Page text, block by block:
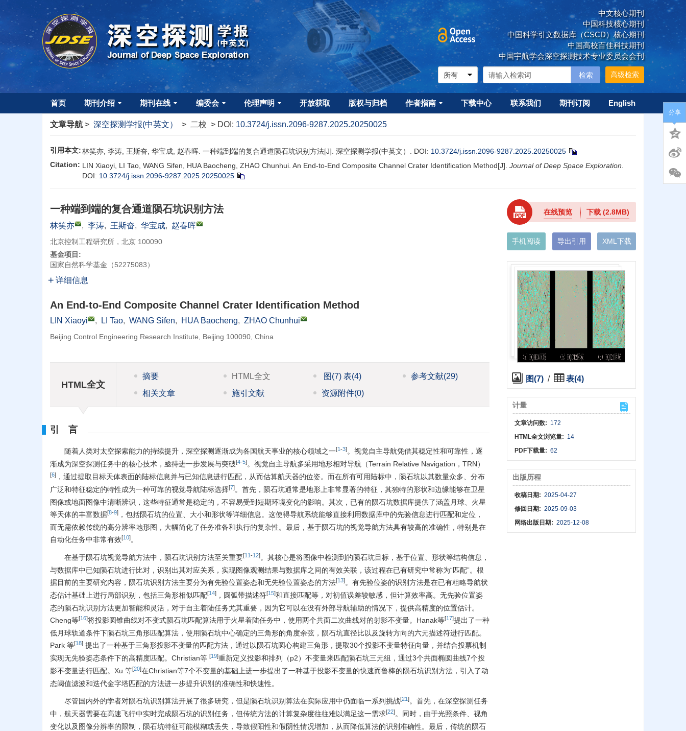
中文核心期刊
中国科技核心期刊
中国科学引文数据库（CSCD）核心期刊
中国高校百佳科技期刊
中国宇航学会深空探测技术专业委员会会刊
高级检索
首页 期刊介绍 期刊在线 编委会 伦理声明 开放获取 版权与归档 作者指南 下载中心 联系我们 期刊订阅 English
文章导航 > 深空探测学报(中英文） > 二校 > DOI: 10.3724/j.issn.2096-9287.2025.20250025
引用本文:林笑亦, 李涛, 王斯奋, 华宝成, 赵春晖. 一种端到端的复合通道陨石坑识别方法[J]. 深空探测学报(中英文）. DOI: 10.3724/j.issn.2096-9287.2025.20250025
Citation: LIN Xiaoyi, LI Tao, WANG Sifen, HUA Baocheng, ZHAO Chunhui. An End-to-End Composite Channel Crater Identification Method[J]. Journal of Deep Space Exploration
DOI: 10.3724/j.issn.2096-9287.2025.20250025
一种端到端的复合通道陨石坑识别方法
林笑亦 , 李涛, 王斯奋, 华宝成, 赵春晖
北京控制工程研究所，北京 100090
基金项目:
国家自然科学基金（52275083）
详细信息
An End-to-End Composite Channel Crater Identification Method
LIN Xiaoyi , LI Tao, WANG Sifen, HUA Baocheng, ZHAO Chunhui
Beijing Control Engineering Research Institute, Beijing 100090, China
HTML全文
摘要 HTML全文 图 (7)表(4) 参考文献(29)
相关文章
施引文献 资源附件(0)
引 言
随着人类对太空探索能力的持续提升，深空探测逐渐成为各国航天事业的核心领域之一[1-3]。视觉自主导航凭借其稳定性和可靠性，逐
渐成为深空探测任务中的核心技术，亟待进一步发展与突破[4-5]。视觉自主导航多采用地形相对导航（Terrain Relative Navigation，TRN）
[6] ，通过提取目标天体表面的陆标信息并与已知信息进行匹配，从而估算航天器的位姿。而在所有可用陆标中，陨石坑以其数量众多、分布
广泛和特征稳定的特性成为一种可靠的视觉导航陆标选择[7]。首先，陨石坑通常是地形上非常显著的特征，其独特的形状和边缘能够在卫星
图像或地面图像中清晰辨识，这些特征通常是稳定的，不容易受到短期环境变化的影响。其次，已有的陨石坑数据库提供了涵盖月球、火星
等天体的丰富数据[8-9] ，包括陨石坑的位置、大小和形状等详细信息。这使得导航系统能够直接利用数据库中的先验信息进行匹配和定位，
而无需依赖传统的高分辨率地形图，大幅简化了任务准备和执行的复杂性。最后，基于陨石坑的视觉导航方法具有较高的准确性，特别是在
自动化任务中非常有效[10]。
在基于陨石坑视觉导航方法中，陨石坑识别方法至关重要[11-12]。其核心是将图像中检测到的陨石坑目标，基于位置、形状等结构信息，
与数据库中已知陨石坑进行比对，识别出其对应关系，实现图像观测结果与数据库之间的有效关联，该过程在已有研究中常称为“匹配”。根
据目前的主要研究内容，陨石坑识别方法主要分为有先验位置姿态和无先验位置姿态的方法[13]。有先验位姿的识别方法是在已有粗略导航状
态估计基础上进行局部识别，包括三角形相似匹配[14] ，圆弧带描述符[15]和直接匹配等，对初值误差较敏感，但计算效率高。无先验位置姿
态的陨石坑识别方法更加智能和灵活，对于自主着陆任务尤其重要，因为它可以在没有外部导航辅助的情况下，提供高精度的位置估计。
Cheng等[16]将投影圆锥曲线对不变式陨石坑匹配算法用于火星着陆任务中，使用两个共面二次曲线对的射影不变量。Hanak等[17]提出了一种
低月球轨道条件下陨石坑三角形匹配算法，使用陨石坑中心确定的三角形的角度余弦，陨石坑直径比以及旋转方向的六元描述符进行匹配。
Park 等[18] 提出了一种基于三角形投影不变量的匹配方法，通过以陨石坑圆心构建三角形，提取30个投影不变量特征向量，并结合投票机制
实现无先验姿态条件下的高精度匹配。Christian等 [19]重新定义投影和排列（p2）不变量来匹配陨石坑三元组，通过3个共面椭圆曲线7个投
影不变量进行匹配。Xu 等[20]在Christian等7个不变量的基础上进一步提出了一种基于投影不变量的快速而鲁棒的陨石坑识别方法，引入了动
态阈值滤波和迭代金字塔匹配的方法进一步提升识别的准确性和快速性。
尽管国内外的学者对陨石坑识别算法开展了很多研究，但是陨石坑识别算法在实际应用中仍面临一系列挑战[21]。首先，在深空探测任务
中，航天器需要在高速飞行中实时完成陨石坑的识别任务，但传统方法的计算复杂度往往难以满足这一需求[22]。同时，由于光照条件、视角
变化以及图像分辨率的限制，陨石坑特征可能模糊或丢失，导致假阳性和假阴性情况增加，从而降低算法的识别准确性。最后，传统的陨石
在线预览 下载(2.8MB)
手机阅读 导出引用 XML下载
图(7) / 表(4)
计量
文章访问数: 172
HTML全文浏览量: 14
PDF下载量: 62
出版历程
收稿日期: 2025-04-27
修回日期: 2025-09-03
网络出版日期: 2025-12-08
分享